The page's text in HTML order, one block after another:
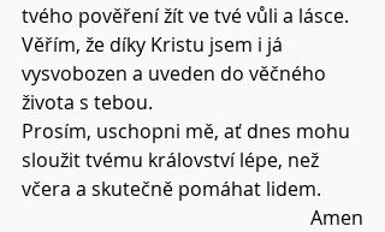
tvého pověření žít ve tvé vůli a lásce.
Věřím, že díky Kristu jsem i já
vysvobozen a uveden do věčného
života s tebou.
Prosím, uschopni mě, ať dnes mohu
sloužit tvému království lépe, než
včera a skutečně pomáhat lidem.
Amen